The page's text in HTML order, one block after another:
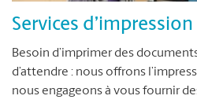
Services d’impression
Besoin d’imprimer des
d’attendre : nous offrons
nous engageons à vous fournir